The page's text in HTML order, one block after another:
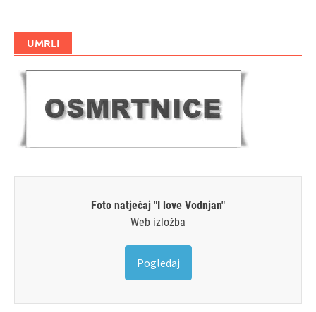
UMRLI
Foto natječaj "I love Vodnjan"
Web izložba
Pogledaj